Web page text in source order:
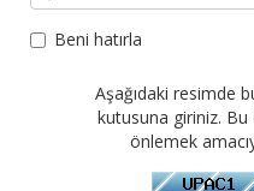
Beni hatırla
Aşağıdaki resimde
kutusuna giriniz. Bu
önlemek